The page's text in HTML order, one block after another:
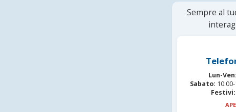
Sempre al
Lun-Ven:
Sabato:
Festivi: